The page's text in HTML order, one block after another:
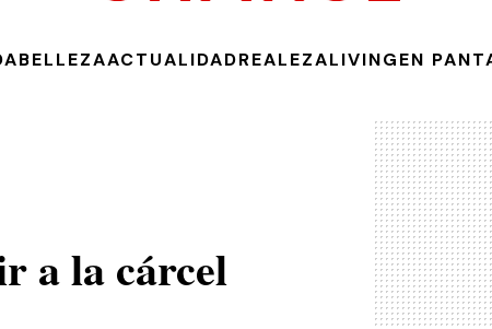
BELLEZAACTUALIDADREALEZALIVINGEN
a la cárcel